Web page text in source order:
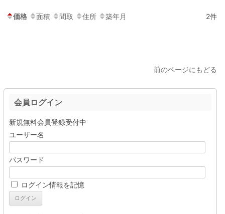
価格 面積 間取 住所 築年月 2件
前のページにもどる
会員ログイン
新規無料会員登録受付中
ユーザー名
パスワード
ログイン情報を記憶